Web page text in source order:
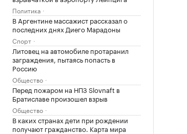
Политика
В Аргентине массажист рассказал о
последних днях Диего Марадоны
Спорт
Литовец на автомобиле протаранил
заграждения, пытаясь попасть в
Россию
Общество
Перед пожаром на НПЗ Slovnaft в
Братиславе произошел взрыв
Общество
В каких странах дети при рождении
получают гражданство. Карта мира